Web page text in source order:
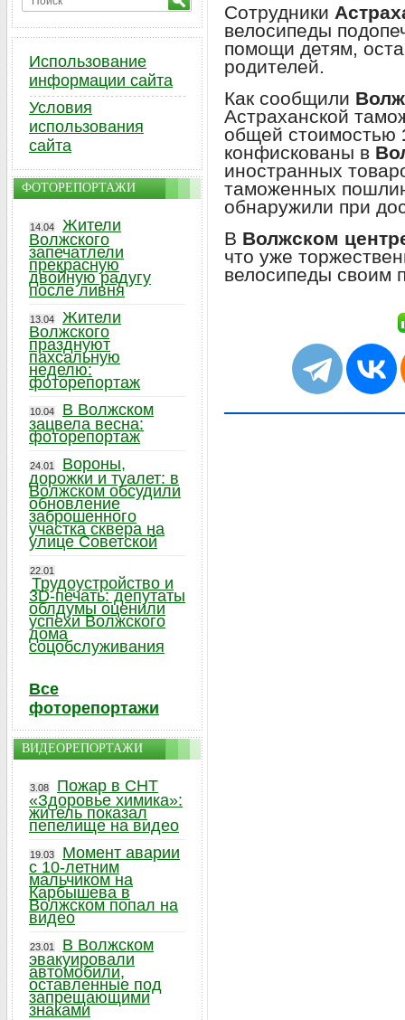
Сотрудники
велосипеды
помощи детям,
родителей.
Как сообщили
Астраханской
общей стоимостью
конфискованы в
иностранных
таможенных
обнаружили при
В Волжском
что уже
велосипеды своим
Использование
информации сайта
Условия
использования
сайта
ФОТОРЕПОРТАЖИ
14.04
Жители
Волжского
запечатлели
прекрасную
двойную радугу
после ливня
13.04
Жители
Волжского
празднуют
пахсальную
неделю:
фоторепортаж
10.04
В Волжском
зацвела весна:
фоторепортаж
24.01
Вороны,
дорожки и туалет: в
Волжском обсудили
обновление
заброшенного
участка сквера на
улице Советской
22.01
Трудоустройство и
3D-печать: депутаты
облдумы оценили
успехи Волжского
дома
соцобслуживания
Все
фоторепортажи
ВИДЕОРЕПОРТАЖИ
3.08
Пожар в СНТ
«Здоровье химика»:
житель показал
пепелище на видео
19.03
Момент аварии
с 10-летним
мальчиком на
Карбышева в
Волжском попал на
видео
23.01
В Волжском
эвакуировали
автомобили,
оставленные под
запрещающими
знаками